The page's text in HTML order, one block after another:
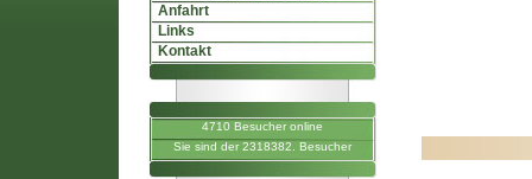
Anfahrt
Links
Kontakt
4710 Besucher online
Sie sind der 2318382. Besucher